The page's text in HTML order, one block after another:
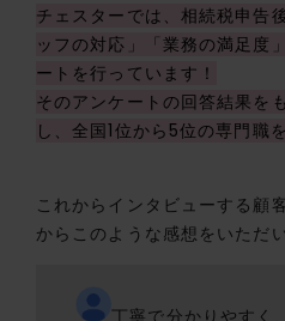
チェスターでは、相続税申告
ッフの対応」「業務の満足度
ートを行っています！
そのアンケートの回答結果を
し、全国1位から5位の専門職
これからインタビューする顧
からこのような感想をいただ
丁寧で分かりやすく